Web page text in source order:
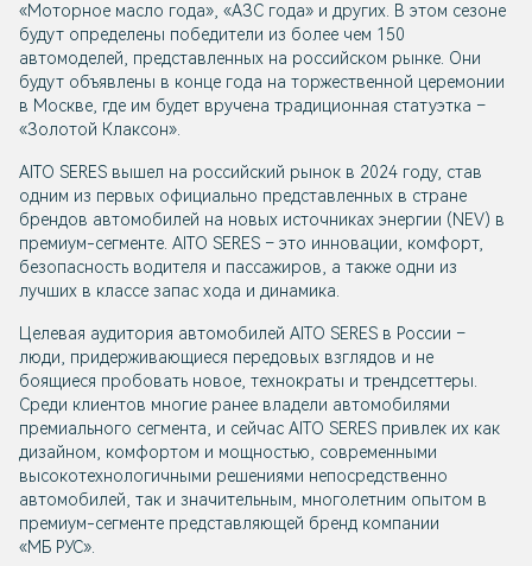
«Моторное масло года», «АЗС года» и других. В этом сезоне
будут определены победители из более чем 150
автомоделей, представленных на российском рынке. Они
будут объявлены в конце года на торжественной церемонии
в Москве, где им будет вручена традиционная статуэтка –
«Золотой Клаксон».
AITO SERES вышел на российский рынок в 2024 году, став
одним из первых официально представленных в стране
брендов автомобилей на новых источниках энергии (NEV) в
премиум-сегменте. AITO SERES – это инновации, комфорт,
безопасность водителя и пассажиров, а также одни из
лучших в классе запас хода и динамика.
Целевая аудитория автомобилей AITO SERES в России –
люди, придерживающиеся передовых взглядов и не
боящиеся пробовать новое, технократы и трендсеттеры.
Среди клиентов многие ранее владели автомобилями
премиального сегмента, и сейчас AITO SERES привлек их как
дизайном, комфортом и мощностью, современными
высокотехнологичными решениями непосредственно
автомобилей, так и значительным, многолетним опытом в
премиум-сегменте представляющей бренд компании
«МБ РУС».